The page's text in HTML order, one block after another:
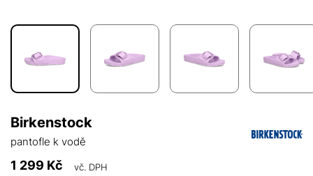
Birkenstock
pantofle k vodě
1 299 Kč vč. DPH